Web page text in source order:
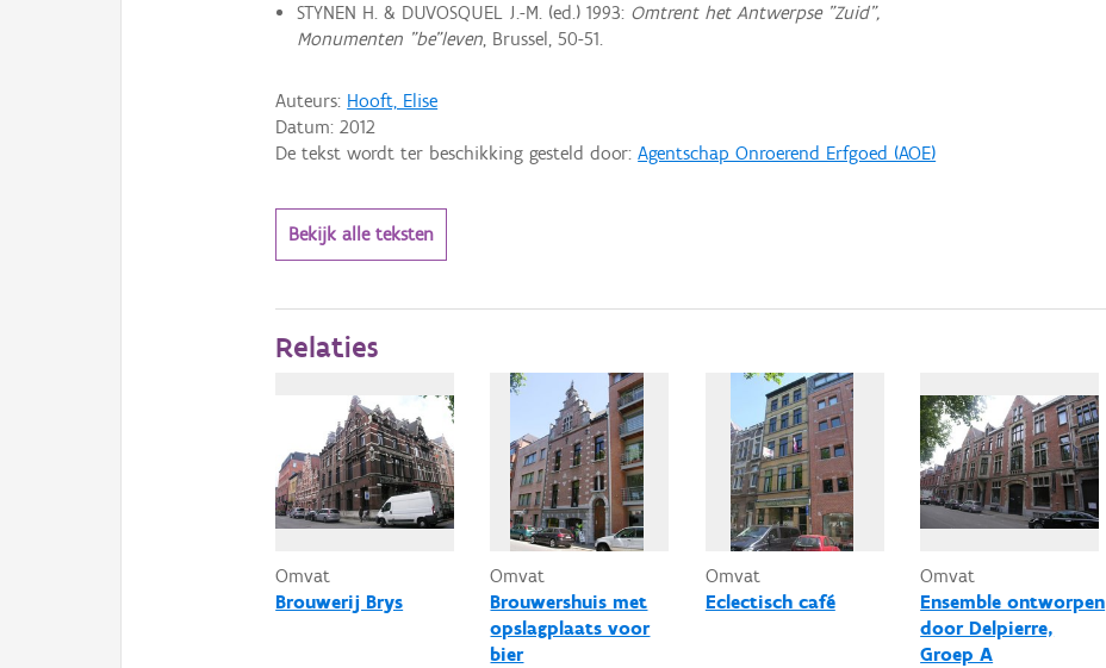
STYNEN H. & DUVOSQUEL J.-M. (ed.) 1993: Omtrent het Antwerpse "Zuid",
Monumenten "be"leven, Brussel, 50-51.
Auteurs: Hooft, Elise
Datum:2012
De tekst wordt ter beschikking gesteld door:Agentschap Onroerend Erfgoed (AOE)
Bekijk alle teksten
Relaties
Omvat
Brouwerij Brys
Omvat
Brouwershuis met
opslagplaats voor
bier
Omvat
Eclectisch café
Omvat
Ensemble ontworpen
door Delpierre,
Groep A